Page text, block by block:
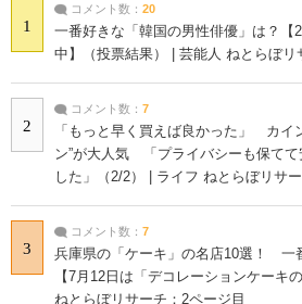
1
コメント数： 20
一番好きな「韓国の男性俳優」は？【
中】（投票結果） | 芸能人 ねとらぼリ
2
コメント数： 7
「もっと早く買えば良かった」 カイ
ン”が大人気 「プライバシーも保てて
した」（2/2） | ライフ ねとらぼリサ
3
コメント数： 7
兵庫県の「ケーキ」の名店10選！ 一
【7月12日は「デコレーションケーキ
ねとらぼリサーチ：2ページ目